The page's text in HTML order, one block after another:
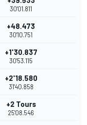
30'01.811
+48.473
30'10.751
+1'30.837
30'53.115
+2'18.580
31'40.858
+2 Tours
25'08.546